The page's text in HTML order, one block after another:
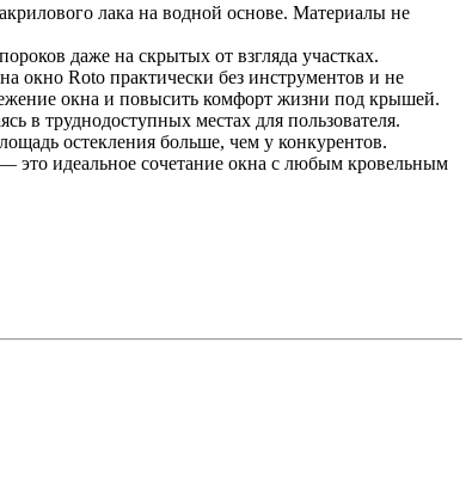
лака на водной основе. Материалы не
даже на скрытых от взгляда участках.
окно Roto практически без инструментов и не
окна и повысить комфорт жизни под крышей.
в труднодоступных местах для пользователя.
остекления больше, чем у конкурентов.
идеальное сочетание окна с любым кровельным